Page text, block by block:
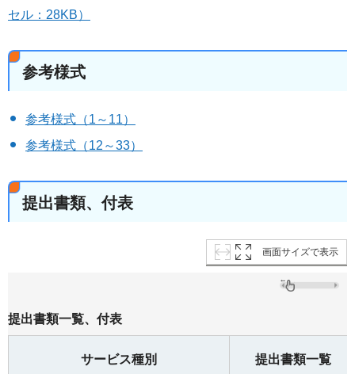
セル：28KB）
参考様式
参考様式（1～11）
参考様式（12～33）
提出書類、付表
画面サイズで表示
提出書類一覧、付表
サービス種別 提出書類一覧